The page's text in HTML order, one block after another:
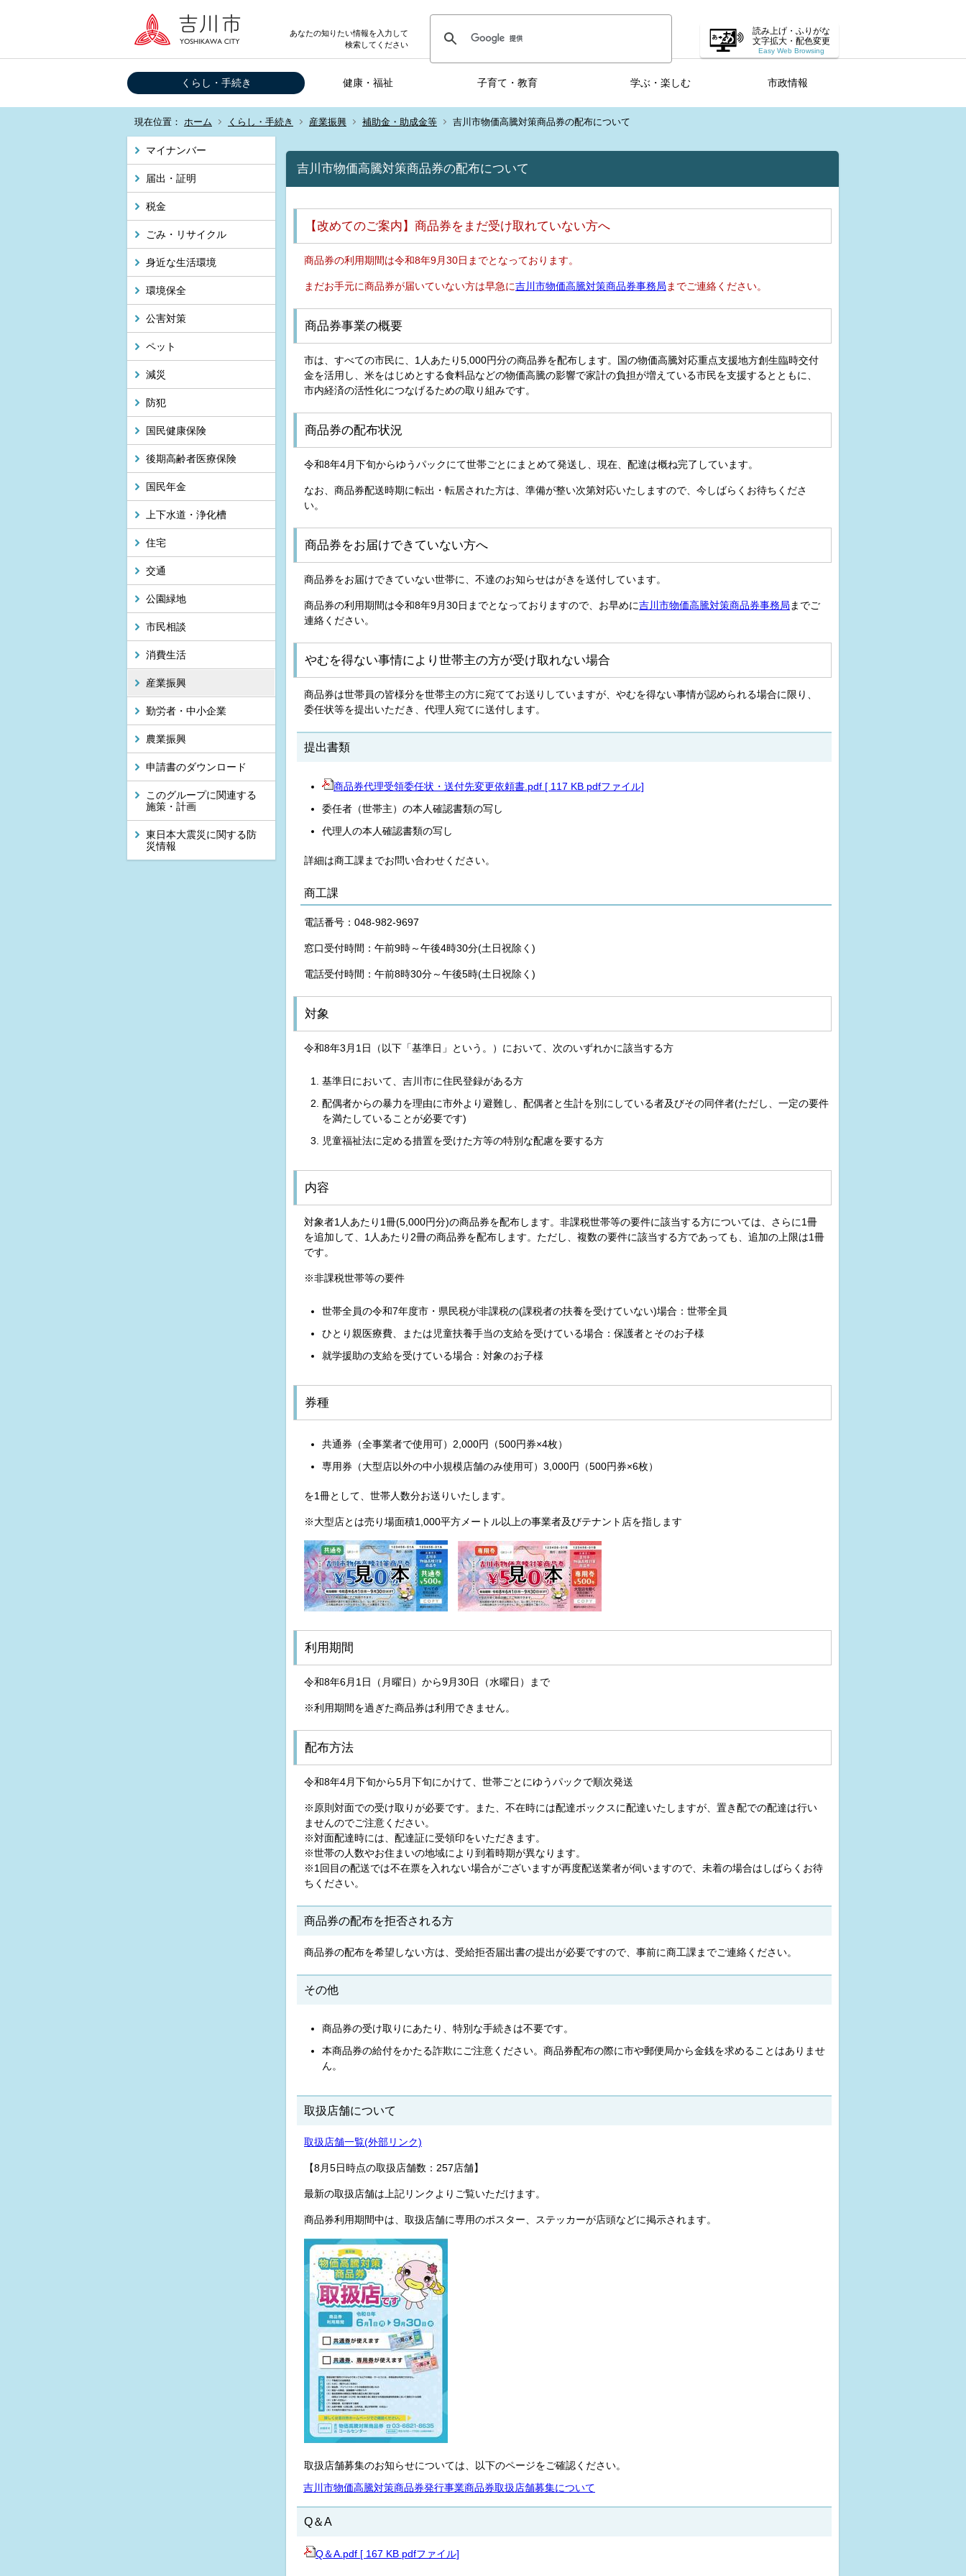
あなたの知りたい情報を入力して
検索してください
読み上げ・ふりがな
文字拡大・配色変更
Easy Web Browsing
くらし・手続き 健康・福祉 子育て・教育 学ぶ・楽しむ 市政情報
現在位置： ホーム くらし・手続き 産業振興 補助金・助成金等 吉川市物価高騰対策商品券の配布について
マイナンバー
届出・証明
税金
ごみ・リサイクル
身近な生活環境
環境保全
公害対策
ペット
減災
防犯
国民健康保険
後期高齢者医療保険
国民年金
上下水道・浄化槽
住宅
交通
公園緑地
市民相談
消費生活
産業振興
勤労者・中小企業
農業振興
申請書のダウンロード
このグループに関連する
施策・計画
東日本大震災に関する防
災情報
吉川市物価高騰対策商品券の配布について
【改めてのご案内】商品券をまだ受け取れていない方へ
商品券の利用期間は令和8年9月30日までとなっております。
まだお手元に商品券が届いていない方は早急に吉川市物価高騰対策商品券事務局 までご連絡ください。
商品券事業の概要
市は、すべての市民に、1人あたり5,000円分の商品券を配布します。国の物価高騰対応重点支援地方創生臨時交付
金を活用し、米をはじめとする食料品などの物価高騰の影響で家計の負担が増えている市民を支援するとともに、
市内経済の活性化につなげるための取り組みです。
商品券の配布状況
令和8年4月下旬からゆうパックにて世帯ごとにまとめて発送し、現在、配達は概ね完了しています。
なお、商品券配送時期に転出・転居された方は、準備が整い次第対応いたしますので、今しばらくお待ちくださ
い。
商品券をお届けできていない方へ
商品券をお届けできていない世帯に、不達のお知らせはがきを送付しています。
商品券の利用期間は令和8年9月30日までとなっておりますので、お早めに吉川市物価高騰対策商品券事務局 までご
連絡ください。
やむを得ない事情により世帯主の方が受け取れない場合
商品券は世帯員の皆様分を世帯主の方に宛ててお送りしていますが、やむを得ない事情が認められる場合に限り、
委任状等を提出いただき、代理人宛てに送付します。
提出書類
商品券代理受領委任状・送付先変更依頼書.pdf [ 117 KB pdfファイル]
委任者（世帯主）の本人確認書類の写し
代理人の本人確認書類の写し
詳細は商工課までお問い合わせください。
商工課
電話番号：048-982-9697
窓口受付時間：午前9時～午後4時30分(土日祝除く)
電話受付時間：午前8時30分～午後5時(土日祝除く)
対象
令和8年3月1日（以下「基準日」という。）において、次のいずれかに該当する方
基準日において、吉川市に住民登録がある方
配偶者からの暴力を理由に市外より避難し、配偶者と生計を別にしている者及びその同伴者(ただし、一定の要件
を満たしていることが必要です)
児童福祉法に定める措置を受けた方等の特別な配慮を要する方
内容
対象者1人あたり1冊(5,000円分)の商品券を配布します。非課税世帯等の要件に該当する方については、さらに1冊
を追加して、1人あたり2冊の商品券を配布します。ただし、複数の要件に該当する方であっても、追加の上限は1冊
です。
※非課税世帯等の要件
世帯全員の令和7年度市・県民税が非課税の(課税者の扶養を受けていない)場合：世帯全員
ひとり親医療費、または児童扶養手当の支給を受けている場合：保護者とそのお子様
就学援助の支給を受けている場合：対象のお子様
券種
共通券（全事業者で使用可）2,000円（500円券×4枚）
専用券（大型店以外の中小規模店舗のみ使用可）3,000円（500円券×6枚）
を1冊として、世帯人数分お送りいたします。
※大型店とは売り場面積1,000平方メートル以上の事業者及びテナント店を指します
利用期間
令和8年6月1日（月曜日）から9月30日（水曜日）まで
※利用期間を過ぎた商品券は利用できません。
配布方法
令和8年4月下旬から5月下旬にかけて、世帯ごとにゆうパックで順次発送
※原則対面での受け取りが必要です。また、不在時には配達ボックスに配達いたしますが、置き配での配達は行い
ませんのでご注意ください。
※対面配達時には、配達証に受領印をいただきます。
※世帯の人数やお住まいの地域により到着時期が異なります。
※1回目の配送では不在票を入れない場合がございますが再度配送業者が伺いますので、未着の場合はしばらくお待
ちください。
商品券の配布を拒否される方
商品券の配布を希望しない方は、受給拒否届出書の提出が必要ですので、事前に商工課までご連絡ください。
その他
商品券の受け取りにあたり、特別な手続きは不要です。
本商品券の給付をかたる詐欺にご注意ください。商品券配布の際に市や郵便局から金銭を求めることはありませ
ん。
取扱店舗について
取扱店舗一覧(外部リンク)
【8月5日時点の取扱店舗数：257店舗】
最新の取扱店舗は上記リンクよりご覧いただけます。
商品券利用期間中は、取扱店舗に専用のポスター、ステッカーが店頭などに掲示されます。
取扱店舗募集のお知らせについては、以下のページをご確認ください。
吉川市物価高騰対策商品券発行事業商品券取扱店舗募集について
Q＆A
Q＆A.pdf [ 167 KB pdfファイル]